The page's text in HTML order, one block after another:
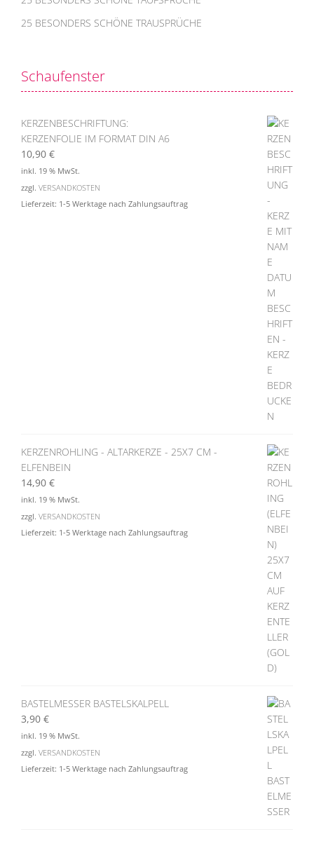
25 BESONDERS SCHÖNE TRAUSPRÜCHE
Schaufenster
KERZENBESCHRIFTUNG:
KERZENFOLIE IM FORMAT DIN A6
10,90 €
inkl. 19 % MwSt.
zzgl. VERSANDKOSTEN
Lieferzeit: 1-5 Werktage nach Zahlungsauftrag
KERZENROHLING - ALTARKERZE - 25X7 CM -
ELFENBEIN
14,90 €
inkl. 19 % MwSt.
zzgl. VERSANDKOSTEN
Lieferzeit: 1-5 Werktage nach Zahlungsauftrag
BASTELMESSER BASTELSKALPELL
3,90 €
inkl. 19 % MwSt.
zzgl. VERSANDKOSTEN
Lieferzeit: 1-5 Werktage nach Zahlungsauftrag